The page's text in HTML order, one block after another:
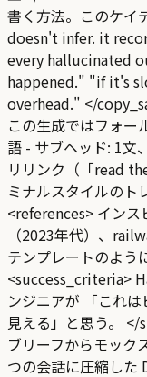
書く方法。このケ
doesn't infer. it
every hallucinated
happened." "if it's
overhead." </
この生成ではフォー
語 - サブヘッド: 1文
リリンク（「read
ミナルスタイルの
<references> イン
（2023年代）、
テンプレートのよう
<success_criteria>
ンジニアが 「これ
見える」と思う。
ブリーフからモック
つの会話に圧縮した